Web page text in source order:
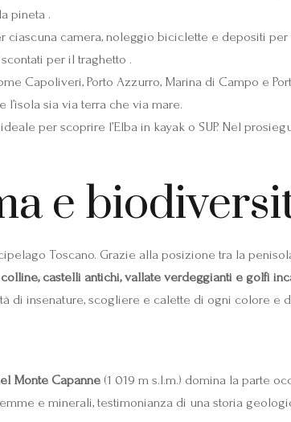
pineta .
camera, noleggio biciclette e depositi
per il traghetto .
Capoliveri, Porto Azzurro, Marina di Campo e
sia via terra che via mare.
per scoprire l’Elba in kayak o SUP. Nel
e
Toscano. Grazie alla posizione tra la
castelli antichi, vallate verdeggianti e golfi
di insenature, scogliere e calette di ogni colore e
Monte Capanne (1 019 m s.l.m.) domina la parte
e minerali, testimonianza di una storia